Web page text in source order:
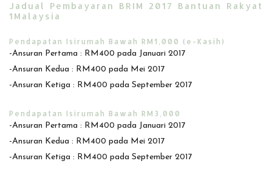
Jadual Pembayaran BRIM 2017 Bantuan Rakyat
1Malaysia
Pendapatan Isirumah Bawah RM1,000 (e-Kasih)
-Ansuran Pertama : RM400 pada Januari 2017
-Ansuran Kedua : RM400 pada Mei 2017
-Ansuran Ketiga : RM400 pada September 2017
Pendapatan Isirumah Bawah RM3,000
-Ansuran Pertama : RM400 pada Januari 2017
-Ansuran Kedua : RM400 pada Mei 2017
-Ansuran Ketiga : RM400 pada September 2017